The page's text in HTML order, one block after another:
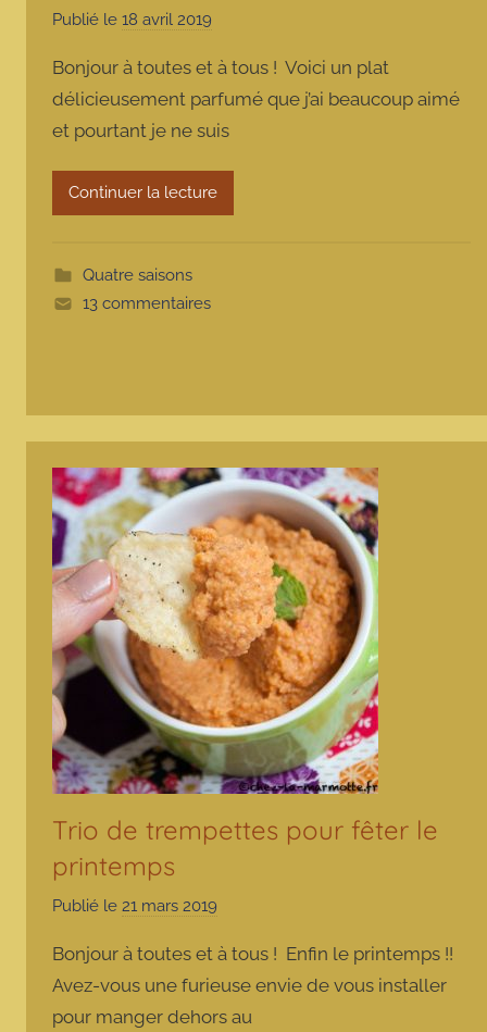
Publié le 18 avril 2019
r
m
a
m
o
Bonjour à toutes et à tous ! Voici un plat
délicieusement parfumé que j’ai beaucoup aimé
et pourtant je ne suis
Continuer la lecture
Quatre saisons
13 commentaires
Trio de trempettes pour fêter le
printemps
Publié le 21 mars 2019
r
m
a
Bonjour à toutes et à tous ! Enfin le printemps !!
Avez-vous une furieuse envie de vous installer
pour manger dehors au